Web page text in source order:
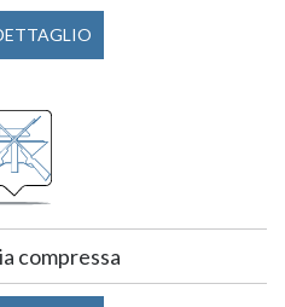
compressa